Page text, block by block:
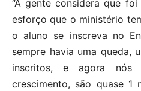
“A gente considera que
esforço que o ministério
o aluno se inscreva no
sempre havia uma queda,
inscritos, e agora nós
crescimento, são quase 1